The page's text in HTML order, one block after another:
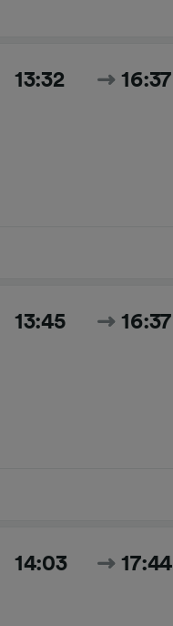
13:32 16:37
13:45 16:37
14:03 17:44